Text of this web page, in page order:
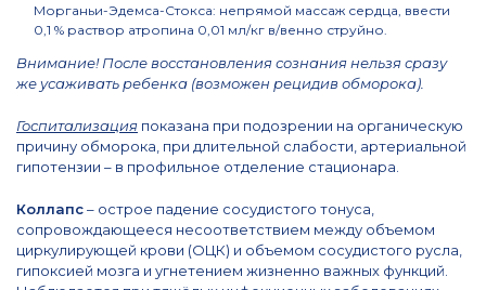
Морганьи-Эдемса-Стокса: непрямой массаж сердца, ввести
0,1 % раствор атропина 0,01 мл/кг в/венно струйно.
Внимание! После восстановления сознания нельзя сразу
же усаживать ребенка (возможен рецидив обморока).
Госпитализация показана при подозрении на органическую
причину обморока, при длительной слабости, артериальной
гипотензии – в профильное отделение стационара.
Коллапс– острое падение сосудистого тонуса,
сопровождающееся несоответствием между объемом
циркулирующей крови (ОЦК) и объемом сосудистого русла,
гипоксией мозга и угнетением жизненно важных функций.